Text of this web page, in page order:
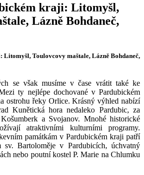
kraji: Litomyšl,
Lázně Bohdaneč,
Toulovcovy maštale, Lázně Bohdaneč,
se však musíme v čase vrátit také ke
ty nejlépe dochované v Pardubickém
ostrohu řeky Orlice. Krásný výhled nabízí
Kunětická hora nedaleko Pardubic, za
a Svojanov. Mnohé historické
atraktivními kulturními programy.
památkám v Pardubickém kraji patří
sv. Bartoloměje v Pardubicích, úchvatný
nebo poutní kostel P. Marie na Chlumku